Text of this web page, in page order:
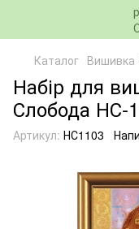
Каталог Вишивка
Набір для
Слобода НС-
Артикул: НС1103